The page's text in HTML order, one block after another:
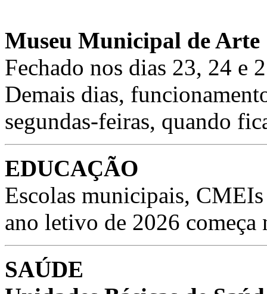
Museu Municipal de Arte
Fechado nos dias 23, 24 e
Demais dias,
segundas-feiras, quando
EDUCAÇÃO
Escolas municipais,
ano letivo de 2026
SAÚDE